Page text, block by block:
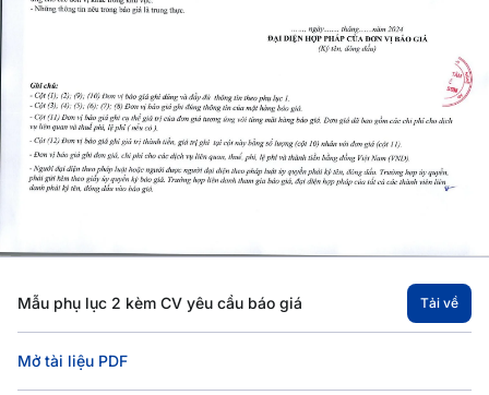
Mẫu phụ lục 2 kèm CV yêu cầu báo giá Tải về
Mở tài liệu PDF